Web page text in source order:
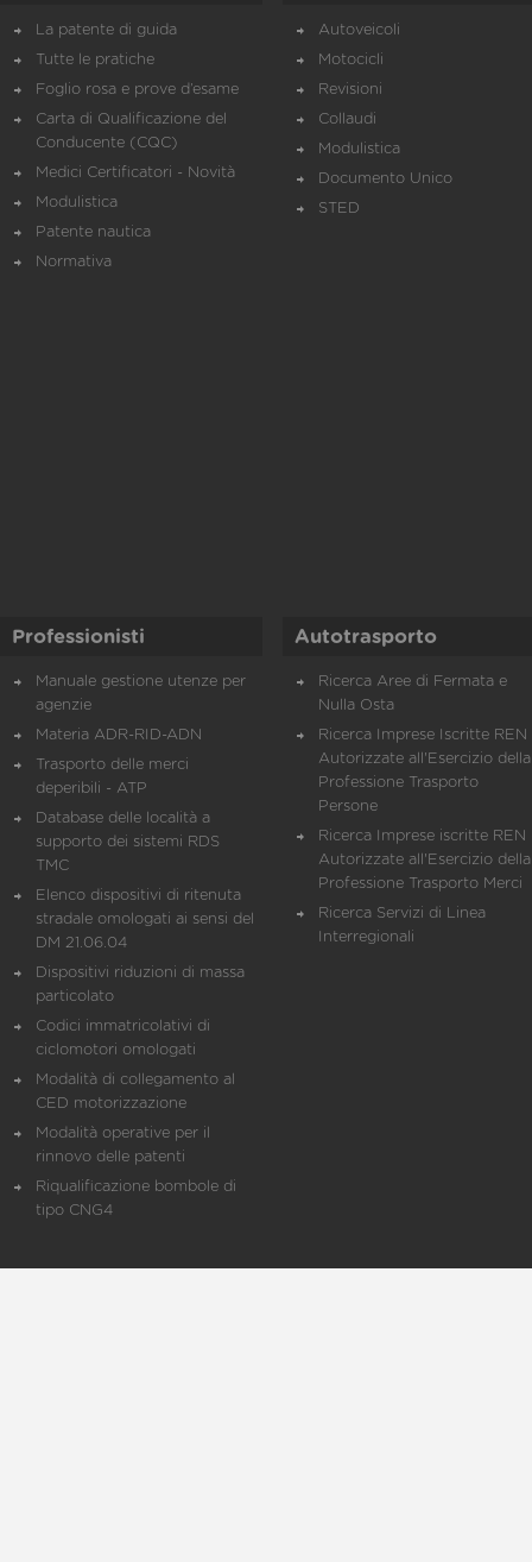
La patente di guida
Tutte le pratiche
Foglio rosa e prove d’esame
Carta di Qualificazione del
Conducente (CQC)
Medici Certificatori - Novità
Modulistica
Patente nautica
Normativa
Autoveicoli
Motocicli
Revisioni
Collaudi
Modulistica
Documento Unico
STED
Professionisti
Manuale gestione utenze per
agenzie
Materia ADR-RID-ADN
Trasporto delle merci
deperibili - ATP
Database delle località a
supporto dei sistemi RDS
TMC
Elenco dispositivi di ritenuta
stradale omologati ai sensi del
DM 21.06.04
Dispositivi riduzioni di massa
particolato
Codici immatricolativi di
ciclomotori omologati
Modalità di collegamento al
CED motorizzazione
Modalità operative per il
rinnovo delle patenti
Riqualificazione bombole di
tipo CNG4
Autotrasporto
Ricerca Aree di Fermata e
Nulla Osta
Ricerca Imprese Iscritte REN
Autorizzate all'Esercizio della
Professione Trasporto
Persone
Ricerca Imprese iscritte REN
Autorizzate all'Esercizio della
Professione Trasporto Merci
Ricerca Servizi di Linea
Interregionali